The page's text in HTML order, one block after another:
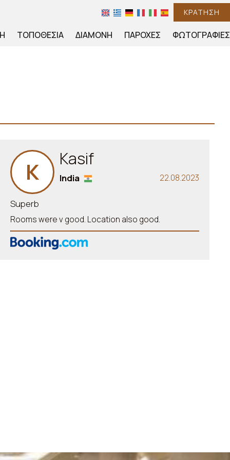
ΚΡΆΤΗΣΗ
ΤΟΠΟΘΕΣΊΑ ΔΙΑΜΟΝΉ ΠΑΡΟΧΈΣ ΦΩΤΟΓΡΑΦΊΕΣ
K Kasif
22.08.2023
India
Superb
Rooms were v good. Location also good.